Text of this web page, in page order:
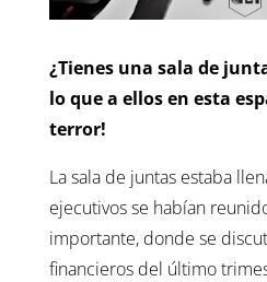
¿Tienes una sala de
lo que a ellos en esta
terror!
La sala de juntas estaba
ejecutivos se habían
importante, donde se
financieros del último